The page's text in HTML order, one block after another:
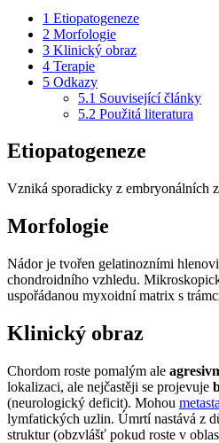
1 Etiopatogeneze
2 Morfologie
3 Klinický obraz
4 Terapie
5 Odkazy
5.1 Související články
5.2 Použitá literatura
Etiopatogeneze
Vzniká sporadicky z embryonálních
Morfologie
Nádor je tvořen gelatinozními
chondroidního vzhledu.
uspořádanou myxoidní matrix s
Klinický obraz
Chordom roste pomalým ale
lokalizaci, ale nejčastěji se projevuje
(neurologický deficit). Mohou
lymfatických uzlin. Úmrtí nastává z
struktur (obzvlášť pokud roste v